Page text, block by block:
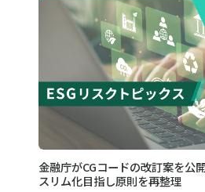
金融庁がCGコードの改訂案を公
スリム化目指し原則を再整理